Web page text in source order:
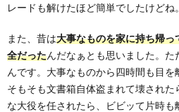
レードも解けたほど簡単でしたけどね。
また、昔は大事なものを家に持ち帰
全だったんだなぁとも思いました。
んです。大事なものから四時間も目を
そもそも文書箱自体盗まれて壊され
な大役を任されたら、ビビッて片時